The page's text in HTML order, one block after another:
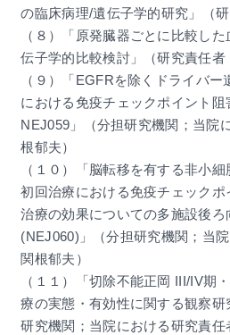
の臨床病理/遺伝子学的研究」（
（８）「原発臓器ごとに比較し
伝子学的比較検討」（研究責任者
（９）「EGFRを除くドライバ
における免疫チェックポイント阻
NEJ059」（分担研究機関；当院
根郁夫）
（１０）「脳転移を有する非小
初回治療における免疫チェック
治療の効果についての多施設後ろ
(NEJ060)」（分担研究機関；当
関根郁夫）
（１１）「切除不能正岡 III/IV期
療の実態・有効性に関する観察
研究機関；当院における研究責任